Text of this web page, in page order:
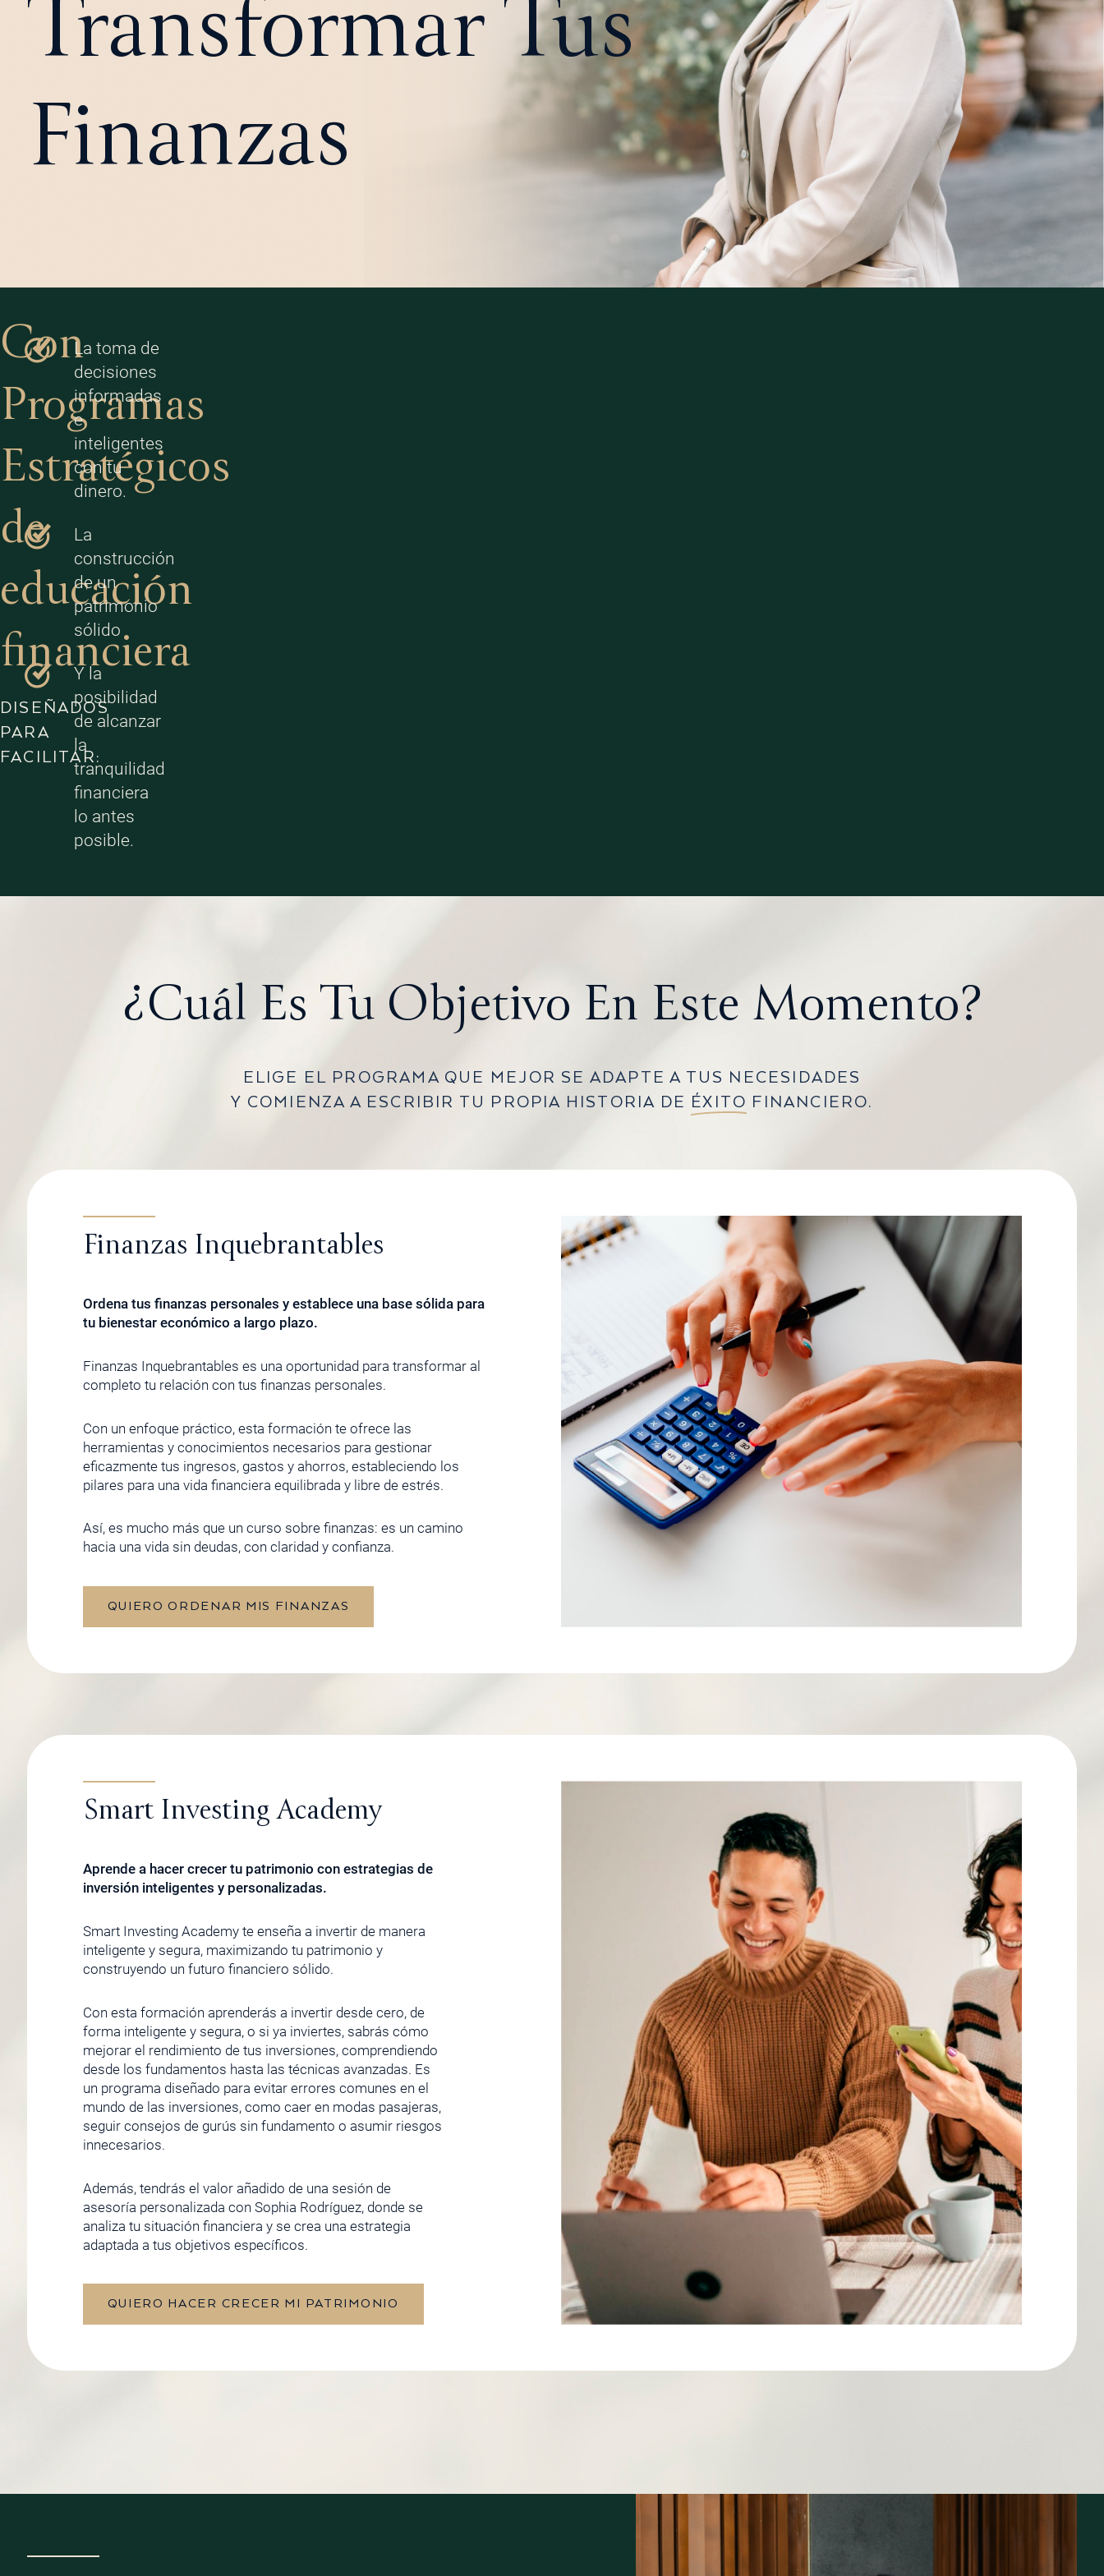
Transformar Tus
Finanzas
Con
Programas
Estratégicos
de
educación
financiera
DISEÑADOS
PARA
FACILITAR:
La toma de
decisiones
informadas
e
inteligentes
con tu
dinero.
La
construcción
de un
patrimonio
sólido
Y la
posibilidad
de alcanzar
la
tranquilidad
financiera
lo antes
posible.
¿Cuál Es Tu Objetivo En Este Momento?
ELIGE EL PROGRAMA QUE MEJOR SE ADAPTE A TUS NECESIDADES
Y COMIENZA A ESCRIBIR TU PROPIA HISTORIA DE ÉXITO FINANCIERO.
Finanzas Inquebrantables
Ordena tus finanzas personales y establece una base sólida para
tu bienestar económico a largo plazo.
Finanzas Inquebrantables es una oportunidad para transformar al
completo tu relación con tus finanzas personales.
Con un enfoque práctico, esta formación te ofrece las
herramientas y conocimientos necesarios para gestionar
eficazmente tus ingresos, gastos y ahorros, estableciendo los
pilares para una vida financiera equilibrada y libre de estrés.
Así, es mucho más que un curso sobre finanzas: es un camino
hacia una vida sin deudas, con claridad y confianza.
QUIERO ORDENAR MIS FINANZAS
Smart Investing Academy
Aprende a hacer crecer tu patrimonio con estrategias de
inversión inteligentes y personalizadas.
Smart Investing Academy te enseña a invertir de manera
inteligente y segura, maximizando tu patrimonio y
construyendo un futuro financiero sólido.
Con esta formación aprenderás a invertir desde cero, de
forma inteligente y segura, o si ya inviertes, sabrás cómo
mejorar el rendimiento de tus inversiones, comprendiendo
desde los fundamentos hasta las técnicas avanzadas. Es
un programa diseñado para evitar errores comunes en el
mundo de las inversiones, como caer en modas pasajeras,
seguir consejos de gurús sin fundamento o asumir riesgos
innecesarios.
Además, tendrás el valor añadido de una sesión de
asesoría personalizada con Sophia Rodríguez, donde se
analiza tu situación financiera y se crea una estrategia
adaptada a tus objetivos específicos.
QUIERO HACER CRECER MI PATRIMONIO